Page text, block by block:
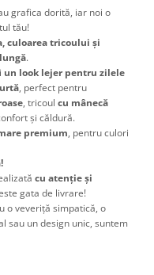
grafica dorită, iar noi o
tău!
culoarea tricoului și
.
un look lejer pentru zilele
, perfect pentru
, tricoul cu mânecă
și căldură.
premium, pentru culori
cu atenție și
gata de livrare!
o veveriță simpatică, o
sau un design unic, suntem